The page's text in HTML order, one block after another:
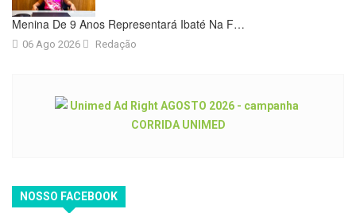
Menina De 9 Anos Representará Ibaté Na F…
06 Ago 2026 Redação
NOSSO FACEBOOK